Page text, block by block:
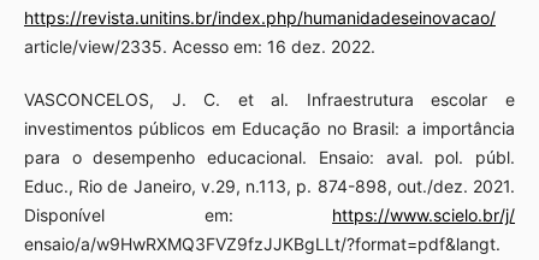
https://revista.unitins.br/index.php/humanidadeseinovacao/
article/view/2335. Acesso em: 16 dez. 2022.
VASCONCELOS, J. C. et al. Infraestrutura escolar e
investimentos públicos em Educação no Brasil: a importância
para o desempenho educacional. Ensaio: aval. pol. públ.
Educ., Rio de Janeiro, v.29, n.113, p. 874-898, out./dez. 2021.
Disponível em: https://www.scielo.br/j/
ensaio/a/w9HwRXMQ3FVZ9fzJJKBgLLt/?format=pdf&langt.